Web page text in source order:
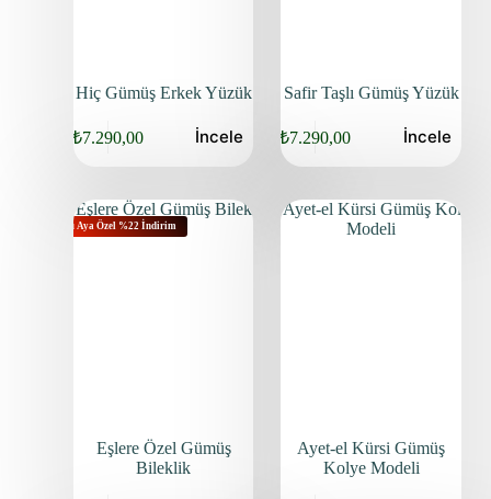
Hiç Gümüş Erkek Yüzük
₺7.290,00 İncele
Safir Taşlı Gümüş Yüzük
₺7.290,00 İncele
Bu Aya Özel %22 İndirim
Eşlere Özel Gümüş
Bileklik
Ayet-el Kürsi Gümüş
Kolye Modeli